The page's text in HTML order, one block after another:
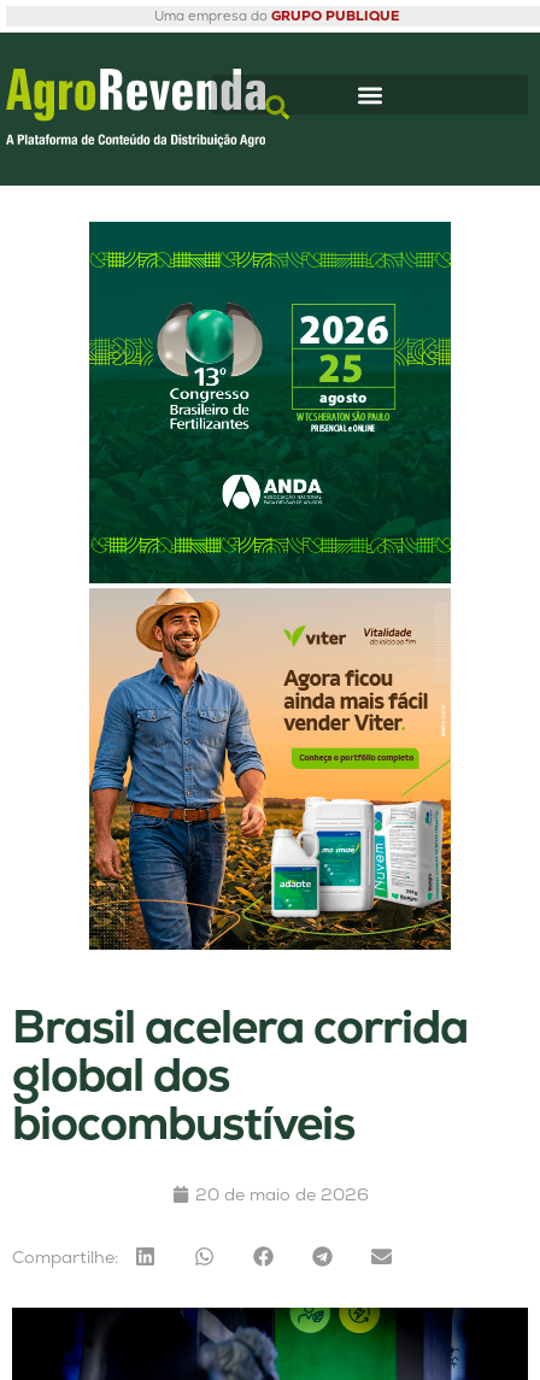
Uma empresa do GRUPO PUBLIQUE
Brasil acelera corrida
global dos
biocombustíveis
20 de maio de 2026
Compartilhe: